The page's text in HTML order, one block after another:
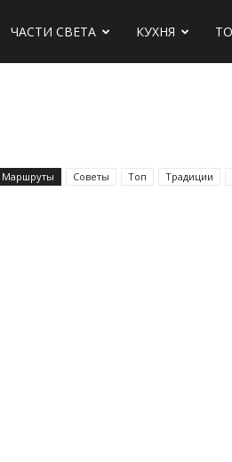
ЧАСТИ СВЕТА КУХНЯ
Маршруты Советы Топ Традиции